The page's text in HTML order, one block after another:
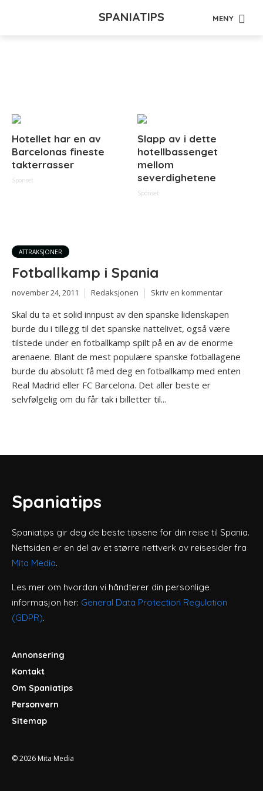
SPANIATIPS MENY
Hotellet har en av
Barcelonas fineste
takterrasser
Sponset
Slapp av i dette
hotellbassenget
mellom
severdighetene
Sponset
ATTRAKSJONER
Fotballkamp i Spania
november 24, 2011 Redaksjonen Skriv en kommentar
Skal du ta et solid innpust av den spanske lidenskapen
burde du i tillegg til det spanske nattelivet, også være
tilstede under en fotballkamp spilt på en av de enorme
arenaene. Blant de mest populære spanske fotballagene
burde du absolutt få med deg en fotballkamp med enten
Real Madrid eller FC Barcelona. Det aller beste er
selvfølgelig om du får tak i billetter til...
Spaniatips
Spaniatips gir deg de beste tipsene for din reise til Spania.
Nettsiden er en del av et større nettverk av reisesider fra
Mita Media.
Les mer om hvordan vi håndterer din personlige
informasjon her: General Data Protection Regulation
(GDPR).
Annonsering
Kontakt
Om Spaniatips
Personvern
Sitemap
© 2026 Mita Media